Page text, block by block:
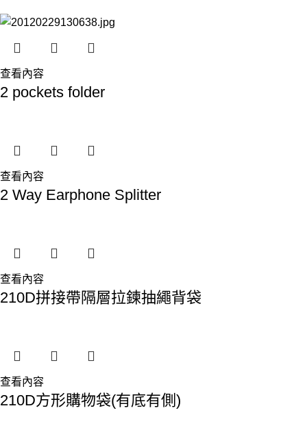
查看內容
2 pockets folder
查看內容
2 Way Earphone Splitter
查看內容
210D拼接帶隔層拉鍊抽繩背袋
查看內容
210D方形購物袋(有底有側)